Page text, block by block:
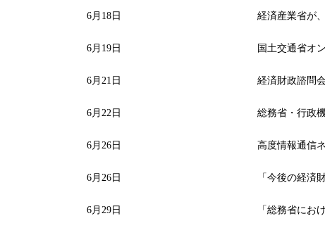
6月18日 経済産業省が
6月19日 国土交通省オ
6月21日 経済財政諮問
6月22日 総務省・行政
6月26日 高度情報通信ネ
6月26日 「今後の経済
6月29日 「総務省にお